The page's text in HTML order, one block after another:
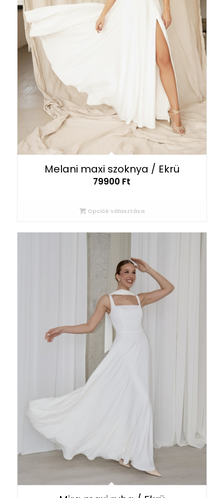
Melani maxi szoknya / Ekrü
79900 Ft
Opciók választása